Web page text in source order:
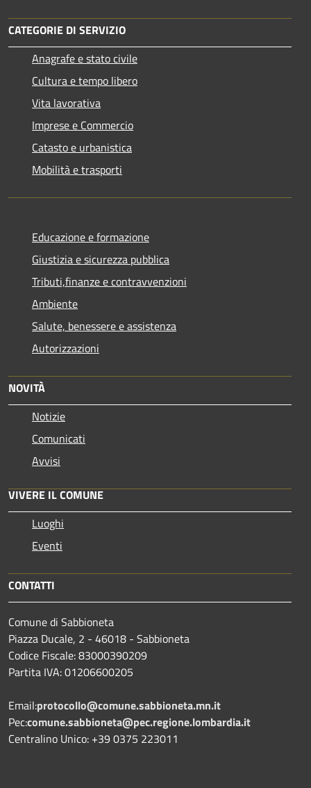
CATEGORIE DI SERVIZIO
Anagrafe e stato civile
Cultura e tempo libero
Vita lavorativa
Imprese e Commercio
Catasto e urbanistica
Mobilità e trasporti
Educazione e formazione
Giustizia e sicurezza pubblica
Tributi,finanze e contravvenzioni
Ambiente
Salute, benessere e assistenza
Autorizzazioni
NOVITÀ
Notizie
Comunicati
Avvisi
VIVERE IL COMUNE
Luoghi
Eventi
CONTATTI
Comune di Sabbioneta
Piazza Ducale, 2 - 46018 - Sabbioneta
Codice Fiscale: 83000390209
Partita IVA: 01206600205
Email:protocollo@comune.sabbioneta.mn.it
Pec:comune.sabbioneta@pec.regione.lombardia.it
Centralino Unico: +39 0375 223011